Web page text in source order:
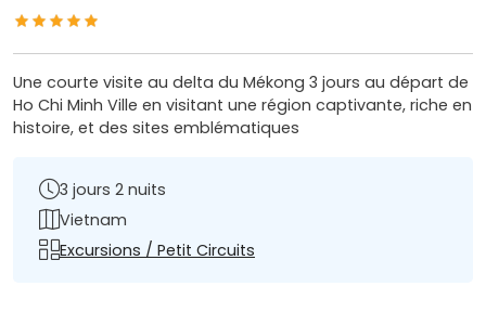
Une courte visite au delta du Mékong 3 jours au départ de
Ho Chi Minh Ville en visitant une région captivante, riche en
histoire, et des sites emblématiques
3 jours 2 nuits
Vietnam
Excursions / Petit Circuits